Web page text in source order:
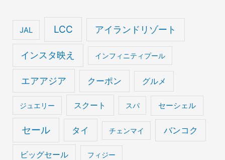
JAL LCC アイランドリゾート
インスタ映え インフィニティプール
エアアジア クーポン グルメ
ジュエリー スクート スパ セーシェル
セール タイ チェンマイ バンコク
ビッグセール フィジー